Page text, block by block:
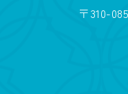
〒310-